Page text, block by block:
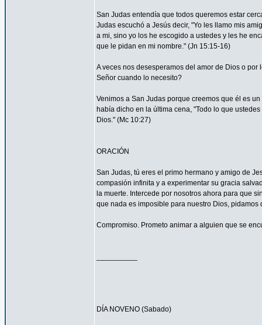
San Judas entendía que todos queremos estar
Judas escuchó a Jesús decir, "Yo les llamo mis
a mi, sino yo los he escogido a ustedes y les he
que le pidan en mi nombre." (Jn 15:15-16)
A veces nos desesperamos del amor de Dios o
Señor cuando lo necesito?
Venimos a San Judas porque creemos que él es
había dicho en la última cena, "Todo lo que
Dios." (Mc 10:27)
ORACIÓN
San Judas, tú eres el primo hermano y amigo de
compasión infinita y a experimentar su gracia
la muerte. Intercede por nosotros ahora para que
que nada es imposible para nuestro Dios,
Compromiso. Prometo animar a alguien que se
DÍA NOVENO (Sabado)